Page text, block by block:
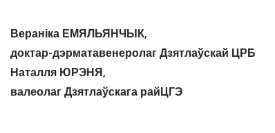
Вераніка ЕМЯЛЬЯНЧЫК,
доктар-дэрматавенеролаг Дзятлаўскай ЦРБ
Наталля ЮРЭНЯ,
валеолаг Дзятлаўскага райЦГЭ